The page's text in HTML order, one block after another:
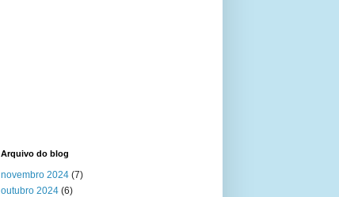
Arquivo do blog
novembro 2024 (7)
outubro 2024 (6)